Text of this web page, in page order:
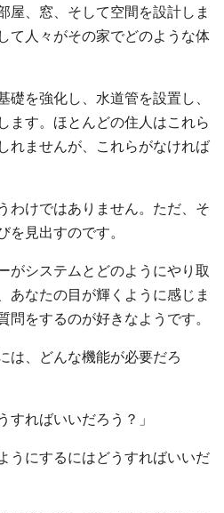
屋、窓、そして空間を設計しま
て人々がその家でどのような体
礎を強化し、水道管を設置し、
ます。ほとんどの住人はこれら
れませんが、これらがなければ
わけではありません。ただ、そ
見出すのです。
がシステムとどのようにやり取
あなたの目が輝くように感じま
をするのが好きなようです。
は、どんな機能が必要だろ
すればいいだろう？」
うにするにはどうすればいいだ